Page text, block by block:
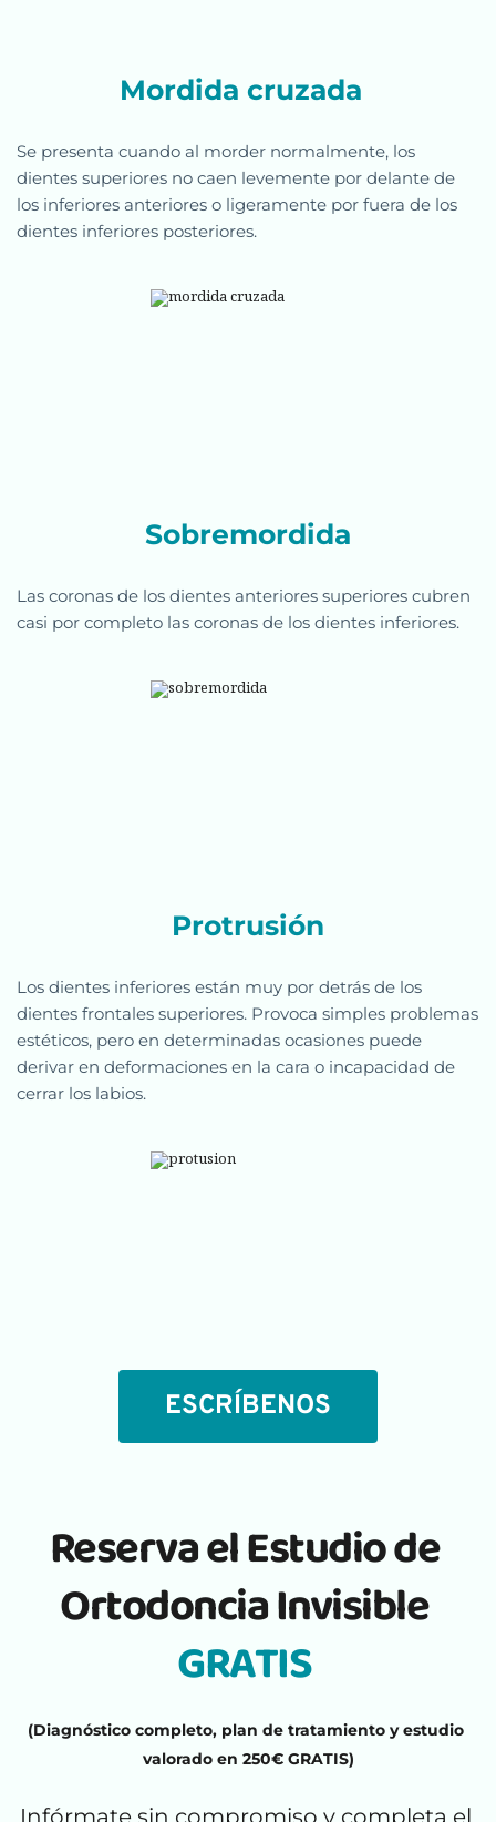
Mordida cruzada
Se presenta cuando al morder normalmente, los
dientes superiores no caen levemente por delante de
los inferiores anteriores o ligeramente por fuera de los
dientes inferiores posteriores.
Sobremordida
Las coronas de los dientes anteriores superiores cubren
casi por completo las coronas de los dientes inferiores.
Protrusión
Los dientes inferiores están muy por detrás de los
dientes frontales superiores. Provoca simples problemas
estéticos, pero en determinadas ocasiones puede
derivar en deformaciones en la cara o incapacidad de
cerrar los labios.
ESCRÍBENOS
Reserva el Estudio de
Ortodoncia Invisible
GRATIS
(Diagnóstico completo, plan de tratamiento y estudio
valorado en 250€ GRATIS)